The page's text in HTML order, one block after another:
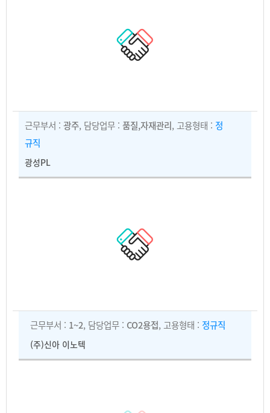
근무부서 : 광주, 담당업무 : 품질,자재관리, 고용형태 : 정
규직
광성PL
근무부서 : 1~2, 담당업무 : CO2용접, 고용형태 : 정규직
(주)신아 이노텍